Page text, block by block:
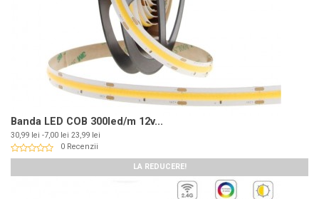
Banda LED COB 300led/m 12v...
Pret
de
baza
30,99 lei -7,00 lei Pret
23,99 lei
0 Recenzii
LA REDUCERE!